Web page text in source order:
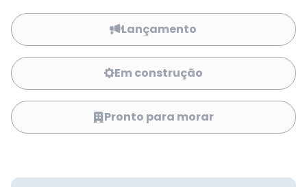
Lançamento
Em construção
Pronto para morar